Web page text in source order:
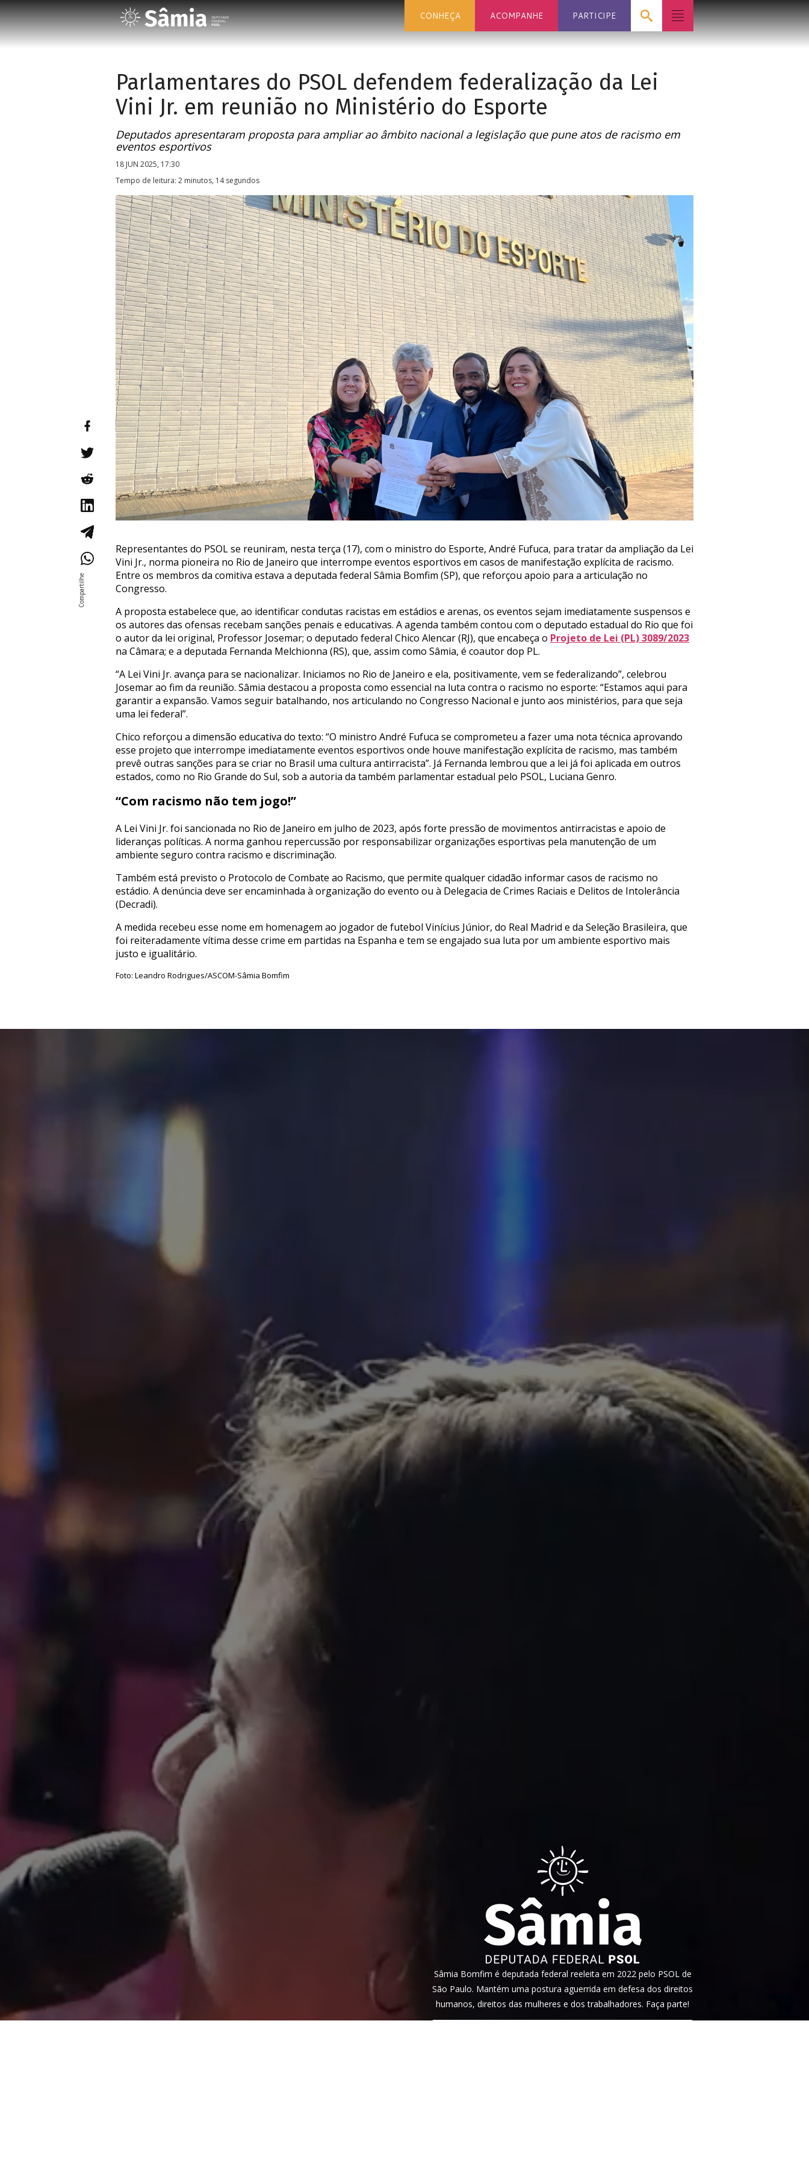
CONHEÇA ACOMPANHE PARTICIPE
Parlamentares do PSOL defendem federalização da Lei
Vini Jr. em reunião no Ministério do Esporte
Deputados apresentaram proposta para ampliar ao âmbito nacional a legislação que pune atos de racismo em
eventos esportivos
18 JUN 2025, 17:30
Tempo de leitura: 2 minutos, 14 segundos
Representantes do PSOL se reuniram, nesta terça (17), com o ministro do Esporte, André Fufuca, para tratar da ampliação da Lei
Vini Jr., norma pioneira no Rio de Janeiro que interrompe eventos esportivos em casos de manifestação explícita de racismo.
Entre os membros da comitiva estava a deputada federal Sâmia Bomfim (SP), que reforçou apoio para a articulação no
Congresso.
A proposta estabelece que, ao identificar condutas racistas em estádios e arenas, os eventos sejam imediatamente suspensos e
os autores das ofensas recebam sanções penais e educativas. A agenda também contou com o deputado estadual do Rio que foi
o autor da lei original, Professor Josemar; o deputado federal Chico Alencar (RJ), que encabeça o Projeto de Lei (PL) 3089/2023
na Câmara; e a deputada Fernanda Melchionna (RS), que, assim como Sâmia, é coautor dop PL.
“A Lei Vini Jr. avança para se nacionalizar. Iniciamos no Rio de Janeiro e ela, positivamente, vem se federalizando”, celebrou
Josemar ao fim da reunião. Sâmia destacou a proposta como essencial na luta contra o racismo no esporte: “Estamos aqui para
garantir a expansão. Vamos seguir batalhando, nos articulando no Congresso Nacional e junto aos ministérios, para que seja
uma lei federal”.
Chico reforçou a dimensão educativa do texto: “O ministro André Fufuca se comprometeu a fazer uma nota técnica aprovando
esse projeto que interrompe imediatamente eventos esportivos onde houve manifestação explícita de racismo, mas também
prevê outras sanções para se criar no Brasil uma cultura antirracista”. Já Fernanda lembrou que a lei já foi aplicada em outros
estados, como no Rio Grande do Sul, sob a autoria da também parlamentar estadual pelo PSOL, Luciana Genro.
“Com racismo não tem jogo!”
A Lei Vini Jr. foi sancionada no Rio de Janeiro em julho de 2023, após forte pressão de movimentos antirracistas e apoio de
lideranças políticas. A norma ganhou repercussão por responsabilizar organizações esportivas pela manutenção de um
ambiente seguro contra racismo e discriminação.
Também está previsto o Protocolo de Combate ao Racismo, que permite qualquer cidadão informar casos de racismo no
estádio. A denúncia deve ser encaminhada à organização do evento ou à Delegacia de Crimes Raciais e Delitos de Intolerância
(Decradi).
A medida recebeu esse nome em homenagem ao jogador de futebol Vinícius Júnior, do Real Madrid e da Seleção Brasileira, que
foi reiteradamente vítima desse crime em partidas na Espanha e tem se engajado sua luta por um ambiente esportivo mais
justo e igualitário.
Foto: Leandro Rodrigues/ASCOM-Sâmia Bomfim
Sâmia Bomfim é deputada federal reeleita em 2022 pelo PSOL de
São Paulo. Mantém uma postura aguerrida em defesa dos direitos
humanos, direitos das mulheres e dos trabalhadores. Faça parte!